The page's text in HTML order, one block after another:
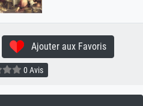
Ajouter aux Favoris
0 Avis